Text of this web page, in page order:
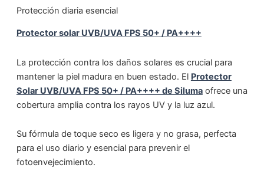
Protección diaria esencial
Protector solar UVB/UVA FPS 50+ / PA++++
La protección contra los daños solares es crucial para
mantener la piel madura en buen estado. El Protector
Solar UVB/UVA FPS 50+ / PA++++ de Silumaofrece una
cobertura amplia contra los rayos UV y la luz azul.
Su fórmula de toque seco es ligera y no grasa, perfecta
para el uso diario y esencial para prevenir el
fotoenvejecimiento.